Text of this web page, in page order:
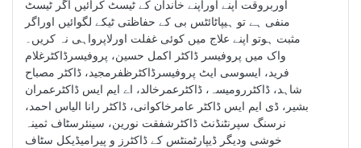
اوربروقت اپنے اوراپنے خاندان کے ٹیسٹ کرائیں اگر ٹیسٹ
منفی ہے تو ہیپاٹائٹس بی کے حفاظتی ٹیکے لگوائیں اوراگر
مثبت ہوتو اپنے علاج میں کوئی غفلت اورلاپرواہی نہ کریں۔
واک میں پروفیسر ڈاکٹر اکمل حسین، پروفیسرڈاکٹرغلام
فرید، ایسوسی ایٹ پروفیسرڈاکٹرظفرمجید، ڈاکٹر مصباح
شاہد، ڈاکٹررومیسہ، ڈاکٹرعمرخالد، اے ایم ایس ڈاکٹرعمران
بشیر، ڈی ایم ایس ڈاکٹر عامرخاکوانی، ڈاکٹر رانا الیاس احمد،
نرسنگ سپرنٹنڈنٹ ڈاکٹرشفقت نورین، سینئرسٹاف ثمینہ
خوشی ودیگر ڈیپارٹمنٹس کے ڈاکٹرز و پیرامیڈیکل سٹاف